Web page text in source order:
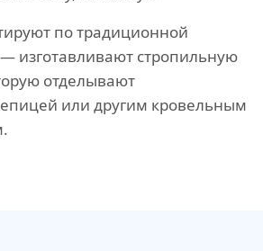
по традиционной
изготавливают стропильную
отделывают
или другим кровельным